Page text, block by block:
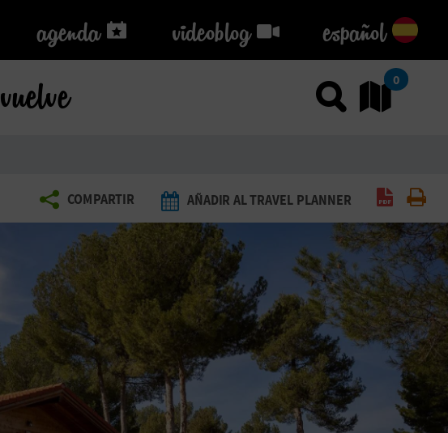
agenda
agenda videoblog
videoblog español
vuelve Usar el
0
COMPARTIR AÑADIR AL TRAVEL PLANNER Generar